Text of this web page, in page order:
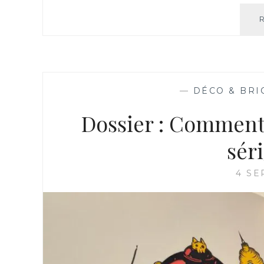
— DÉCO &
Dossier :
4